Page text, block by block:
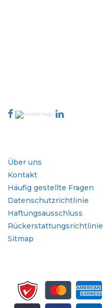
Über uns
Kontakt
Häufig gestellte Fragen
Datenschutzrichtlinie
Haftungsausschluss
Rückerstattungsrichtlinie
Sitmap